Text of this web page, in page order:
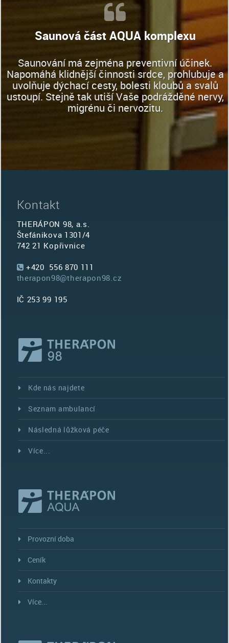
Saunová část AQUA komplexu
Saunování má zejména preventivní účinek.
Napomáhá klidnější činnosti srdce, prohlubuje a
uvolňuje dýchací cesty, bolesti kloubů a svalů
ustoupí. Stejně tak utiší Vaše podrážděné nervy,
migrénu či nervozitu.
Kontakt
THERÁPON 98, a.s.
Štefánikova 1301/4
742 21 Kopřivnice
+420 556 870 111
therapon98@therapon98.cz
IČ 253 99 195
Kde nás najdete
Seznam ambulancí
Následná lůžková péče
Více...
Provozní doba
Ceník
Kontakty
Více...